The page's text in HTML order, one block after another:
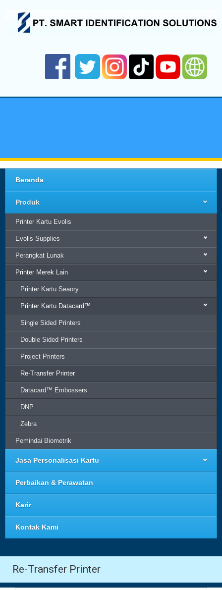
Beranda
Produk
Printer Kartu Evolis
Evolis Supplies
Perangkat Lunak
Printer Merek Lain
Printer Kartu Seaory
Printer Kartu Datacard™
Single Sided Printers
Double Sided Printers
Project Printers
Re-Transfer Printer
Datacard™ Embossers
DNP
Zebra
Pemindai Biometrik
Jasa Personalisasi Kartu
Perbaikan & Perawatan
Karir
Kontak Kami
Re-Transfer Printer